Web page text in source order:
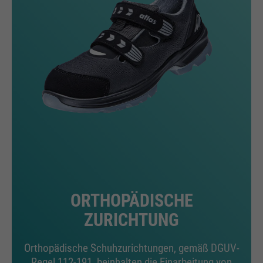
Wird zur Begrenzung der Request-
Rate verwendet.
Name
_fbp
Anbieter
Facebook
ORTHOPÄDISCHE
ZURICHTUNG
Orthopädische Schuhzurichtungen, gemäß DGUV-